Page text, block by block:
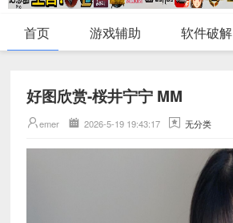
首页 游戏辅助 软件破解
好图欣赏-桜井宁宁 MM
emer 2026-5-19 19:43:17 无分类